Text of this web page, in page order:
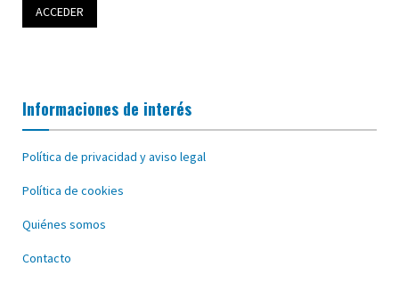
Informaciones de interés
Política de privacidad y aviso legal
Política de cookies
Quiénes somos
Contacto